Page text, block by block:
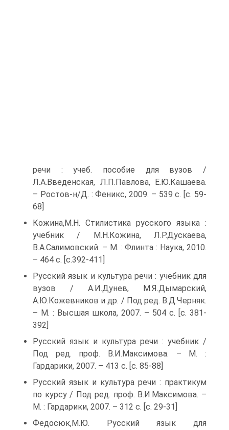
речи : учеб. пособие для вузов /
Л.А.Введенская, Л.П.Павлова, Е.Ю.Кашаева.
– Ростов-н/Д. : Феникс, 2009. – 539 с. [с. 59-
68]
Кожина,М.Н. Стилистика русского языка :
учебник / М.Н.Кожина, Л.Р.Дускаева,
В.А.Салимовский. – М. : Флинта : Наука, 2010.
– 464 с. [с.392-411]
Русский язык и культура речи : учебник для
вузов / А.И.Дунев, М.Я.Дымарский,
А.Ю.Кожевников и др. / Под ред. В.Д.Черняк.
– М. : Высшая школа, 2007. – 504 с. [с. 381-
392]
Русский язык и культура речи : учебник /
Под ред. проф. В.И.Максимова. – М. :
Гардарики, 2007. – 413 с. [с. 85-88]
Русский язык и культура речи : практикум
по курсу / Под ред. проф. В.И.Максимова. –
М. : Гардарики, 2007. – 312 с. [с. 29-31]
Федосюк,М.Ю. Русский язык для